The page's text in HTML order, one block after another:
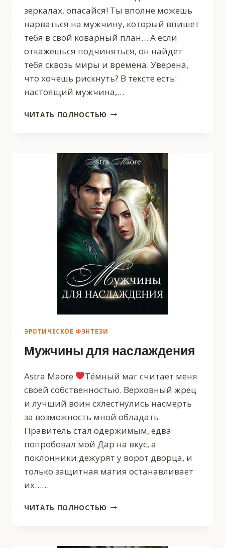
зеркалах, опасайся! Ты вполне можешь
нарваться на мужчину, который впишет
тебя в свой коварный план… А если
откажешься подчиняться, он найдет
тебя сквозь миры и времена. Уверена,
что хочешь рискнуть? В тексте есть:
настоящий мужчина,…
ЧИТАТЬ ПОЛНОСТЬЮ ЗАМУЖ
ЭРОТИЧЕСКОЕ ФЭНТЕЗИ
Мужчины для наслаждения
Astra Maore
Тёмный маг считает меня
своей собственностью. Верховный жрец
и лучший воин схлестнулись насмерть
за возможность мной обладать.
Правитель стал одержимым, едва
попробовал мой Дар на вкус, а
поклонники дежурят у ворот дворца, и
только защитная магия останавливает
их……
ЧИТАТЬ ПОЛНОСТЬЮ МУЖЧИНЫ